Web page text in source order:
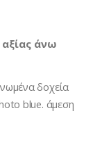
άνω
δοχεία
blue. άμεση